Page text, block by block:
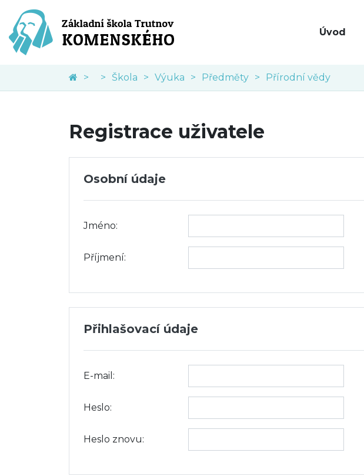
Úvod
Škola Výuka Předměty Přírodní vědy
Registrace uživatele
Osobní údaje
Jméno:
Příjmení:
Přihlašovací údaje
E-mail:
Heslo:
Heslo znovu: